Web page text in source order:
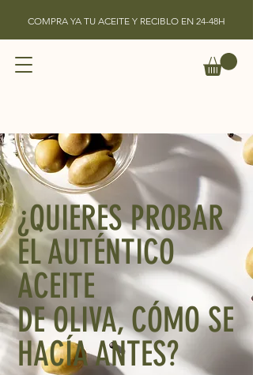
COMPRA YA TU ACEITE Y RECIBLO EN 24-48H
¿QUIERES PROBAR
EL AUTÉNTICO
ACEITE
DE OLIVA, CÓMO SE
HACÍA ANTES?